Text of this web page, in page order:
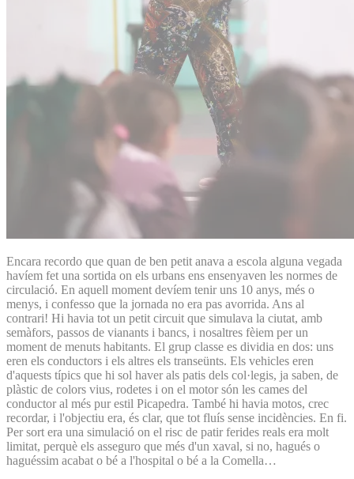
Encara recordo que quan de ben petit anava a escola alguna vegada
havíem fet una sortida on els urbans ens ensenyaven les normes de
circulació. En aquell moment devíem tenir uns 10 anys, més o
menys, i confesso que la jornada no era pas avorrida. Ans al
contrari! Hi havia tot un petit circuit que simulava la ciutat, amb
semàfors, passos de vianants i bancs, i nosaltres fèiem per un
moment de menuts habitants. El grup classe es dividia en dos: uns
eren els conductors i els altres els transeünts. Els vehicles eren
d'aquests típics que hi sol haver als patis dels col·legis, ja saben, de
plàstic de colors vius, rodetes i on el motor són les cames del
conductor al més pur estil Picapedra. També hi havia motos, crec
recordar, i l'objectiu era, és clar, que tot fluís sense incidències. En fi.
Per sort era una simulació on el risc de patir ferides reals era molt
limitat, perquè els asseguro que més d'un xaval, si no, hagués o
haguéssim acabat o bé a l'hospital o bé a la Comella…